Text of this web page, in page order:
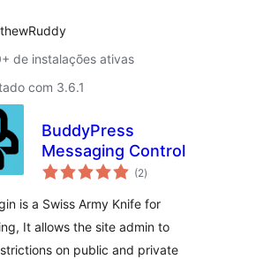
de instalações ativas
com 3.6.1
BuddyPress
Messaging Control
(2total
de
)
is a Swiss Army Knife for
It allows the site admin to
on public and private